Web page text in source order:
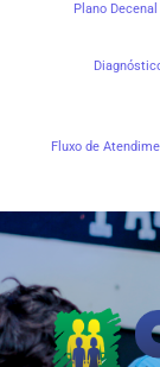
Plano
Fluxo de